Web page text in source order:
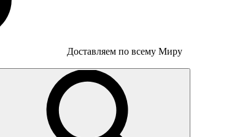
Доставляем по всему Миру